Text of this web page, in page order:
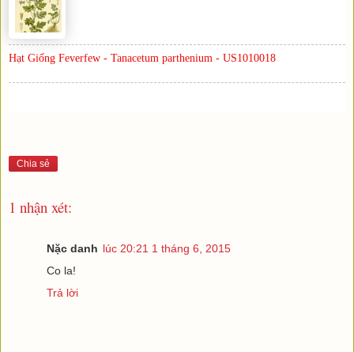
Hạt Giống Feverfew - Tanacetum parthenium - US1010018
Chia sẻ
1 nhận xét:
Nặc danh lúc 20:21 1 tháng 6, 2015
Co la!
Trả lời